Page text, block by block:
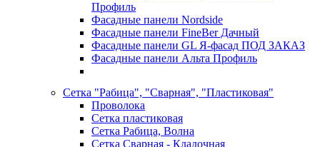
Профиль
Фасадные панели Nordside
Фасадные панели FineBer Дачный
Фасадные панели GL Я-фасад ПОД ЗАКАЗ
Фасадные панели Альта Профиль
Сетка "Рабица", "Сварная", "Пластиковая"
Проволока
Сетка пластиковая
Сетка Рабица, Волна
Сетка Сварная - Кладочная